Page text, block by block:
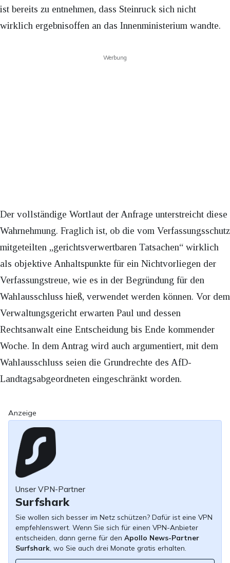
ist bereits zu entnehmen, dass Steinruck sich nicht
wirklich ergebnisoffen an das Innenministerium wandte.
Werbung
Der vollständige Wortlaut der Anfrage unterstreicht diese
Wahrnehmung. Fraglich ist, ob die vom Verfassungsschutz
mitgeteilten „gerichtsverwertbaren Tatsachen“ wirklich
als objektive Anhaltspunkte für ein Nichtvorliegen der
Verfassungstreue, wie es in der Begründung für den
Wahlausschluss hieß, verwendet werden können. Vor dem
Verwaltungsgericht erwarten Paul und dessen
Rechtsanwalt eine Entscheidung bis Ende kommender
Woche. In dem Antrag wird auch argumentiert, mit dem
Wahlausschluss seien die Grundrechte des AfD-
Landtagsabgeordneten eingeschränkt worden.
Anzeige
Unser VPN-Partner
Surfshark
Sie wollen sich besser im Netz schützen? Dafür ist eine VPN
empfehlenswert. Wenn Sie sich für einen VPN-Anbieter
entscheiden, dann gerne für den Apollo News-Partner
Surfshark, wo Sie auch drei Monate gratis erhalten.